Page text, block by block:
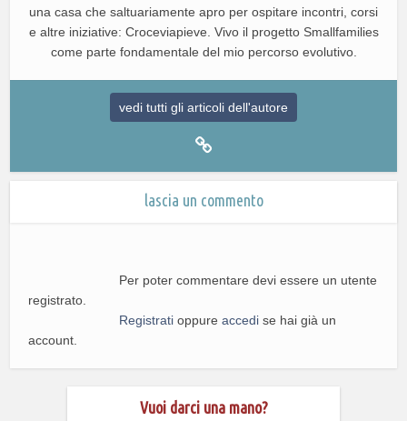
una casa che saltuariamente apro per ospitare incontri, corsi
e altre iniziative: Croceviapieve. Vivo il progetto Smallfamilies
come parte fondamentale del mio percorso evolutivo.
vedi tutti gli articoli dell'autore
lascia un commento
Per poter commentare devi essere un utente
registrato.
Registrati oppureaccedi se hai già un
account.
Vuoi darci una mano?